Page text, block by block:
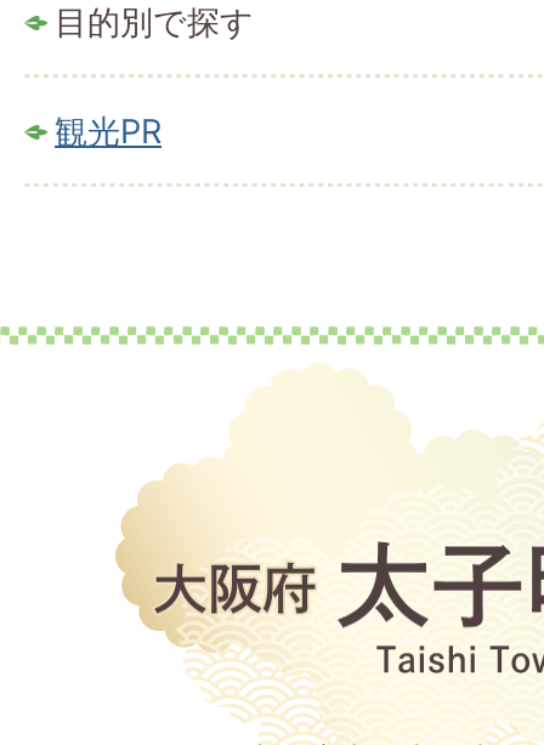
目的別で探す
観光PR